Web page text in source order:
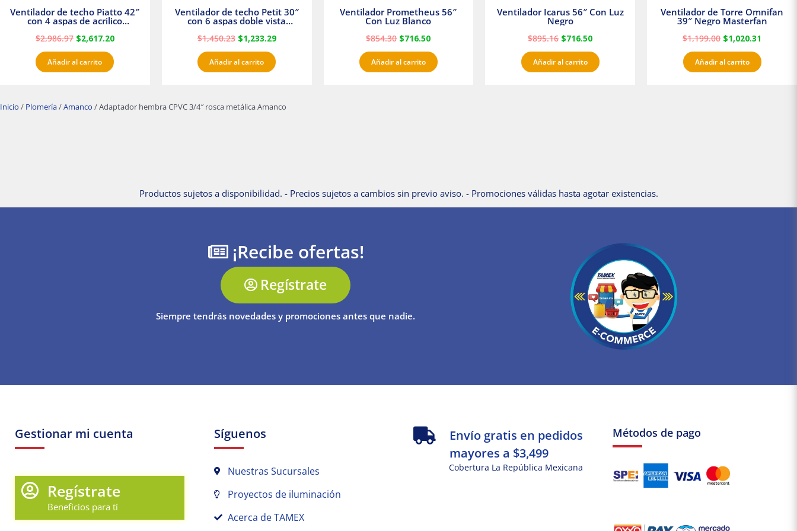
Ventilador de techo Piatto 42″
con 4 aspas de acrilico
transparente
$2,986.97 $2,617.20
Añadir al carrito
Ventilador de techo Petit 30″
con 6 aspas doble vista
Satinado Masterfan
$1,450.23 $1,233.29
Añadir al carrito
Ventilador Prometheus 56″
Con Luz Blanco
$854.30 $716.50
Añadir al carrito
Ventilador Icarus 56″ Con Luz
Negro
$895.16 $716.50
Añadir al carrito
Ventilador de Torre Omnifan
39″ Negro Masterfan
$1,199.00 $1,020.31
Añadir al carrito
Inicio / Plomería/Amanco / Adaptador hembra CPVC 3/4″ rosca metálica Amanco
Productos sujetos a disponibilidad. - Precios sujetos a cambios sin previo aviso. - Promociones válidas hasta agotar existencias.
¡Recibe ofertas!
Regístrate
Siempre tendrás novedades y promociones antes que nadie.
Gestionar mi cuenta
Regístrate
Beneficios para tí
Síguenos
Nuestras Sucursales
Proyectos de iluminación
Acerca de TAMEX
Envío gratis en pedidos
mayores a $3,499
Cobertura La República Mexicana
Métodos de pago